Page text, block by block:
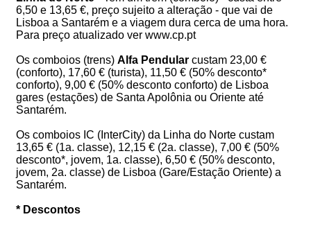
6,50 e 13,65 €, preço sujeito a alteração - que vai de
Lisboa a Santarém e a viagem dura cerca de uma hora.
Para preço atualizado ver www.cp.pt
Os comboios (trens) Alfa Pendular custam 23,00 €
(conforto), 17,60 € (turista), 11,50 € (50% desconto*
conforto), 9,00 € (50% desconto conforto) de Lisboa
gares (estações) de Santa Apolônia ou Oriente até
Santarém.
Os comboios IC (InterCity) da Linha do Norte custam
13,65 € (1a. classe), 12,15 € (2a. classe), 7,00 € (50%
desconto*, jovem, 1a. classe), 6,50 € (50% desconto,
jovem, 2a. classe) de Lisboa (Gare/Estação Oriente) a
Santarém.
* Descontos